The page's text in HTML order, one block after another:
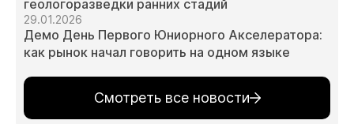
геологоразведки ранних стадий
29.01.2026
Демо День Первого Юниорного Акселератора:
как рынок начал говорить на одном языке
Смотреть все новости